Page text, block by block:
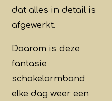
dat alles in detail is
afgewerkt.
Daarom is deze
fantasie
schakelarmband
elke dag weer een